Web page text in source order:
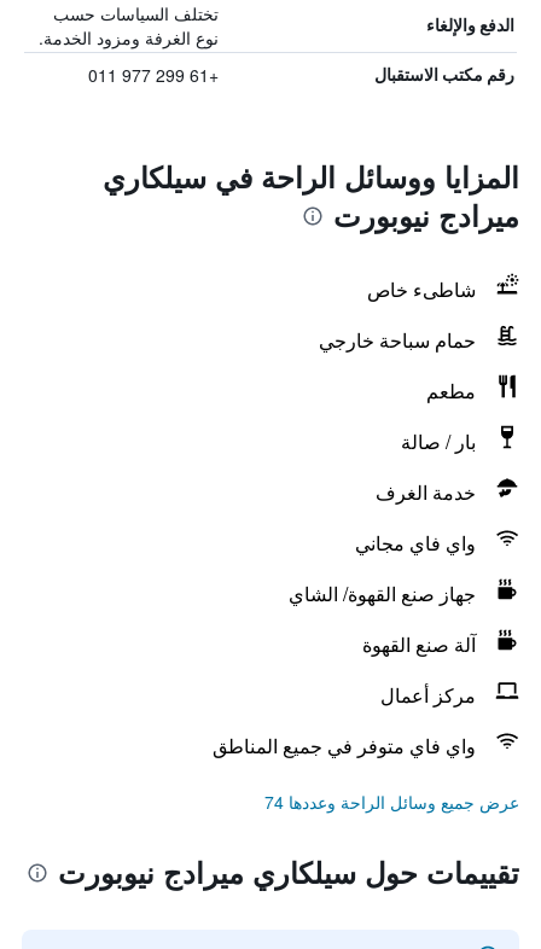
الدفع والإلغاء
تختلف السياسات حسب
نوع الغرفة ومزود الخدمة.
رقم مكتب الاستقبال +61 299 977 011
المزايا ووسائل الراحة في سيلكاري
ميرادج نيوبورت
شاطىء خاص
حمام سباحة خارجي
مطعم
بار / صالة
خدمة الغرف
واي فاي مجاني
جهاز صنع القهوة/ الشاي
آلة صنع القهوة
مركز أعمال
واي فاي متوفر في جميع المناطق
عرض جميع وسائل الراحة وعددها 74
تقييمات حول سيلكاري ميرادج نيوبورت